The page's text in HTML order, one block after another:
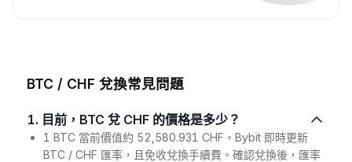
BTC / CHF 兌換常見問題
1. 目前，BTC 兌 CHF 的價格是多少？
1 BTC 當前價值約 52,580.931 CHF。Bybit 即時更新
BTC / CHF 匯率，且免收兌換手續費。確認兌換後，匯率